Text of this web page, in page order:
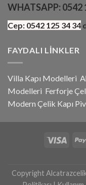
WHATSAPP: 0542
Cep: 0542 125 34 34
FAYDALI LINKLER
Villa Kapı Modelleri
Modelleri Ferforje
Modern Çelik Kapı
Copyright